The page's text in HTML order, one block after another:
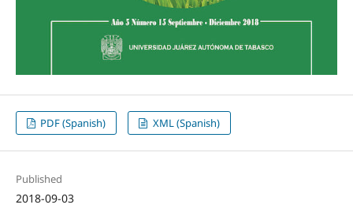
PDF (Spanish) XML (Spanish)
Published
2018-09-03